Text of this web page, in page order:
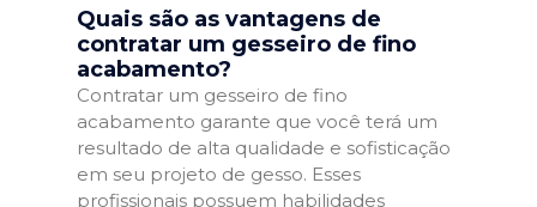
Quais são as vantagens de
contratar um gesseiro de fino
acabamento?
Contratar um gesseiro de fino
acabamento garante que você terá um
resultado de alta qualidade e sofisticação
em seu projeto de gesso. Esses
profissionais possuem habilidades